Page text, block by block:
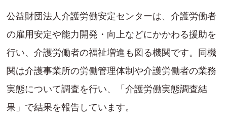
公益財団法人介護労働安定センターは、介護労働者
の雇用安定や能力開発・向上などにかかわる援助を
行い、介護労働者の福祉増進も図る機関です。同機
関は介護事業所の労働管理体制や介護労働者の業務
実態について調査を行い、「介護労働実態調査結
果」で結果を報告しています。